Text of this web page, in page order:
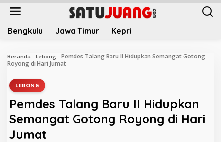
L
Bengkulu Jawa Timur Kepri
Beranda - Lebong - Pemdes Talang Baru II Hidupkan Semangat Gotong
Royong di Hari Jumat
LEBONG
Pemdes Talang Baru II Hidupkan
Semangat Gotong Royong di Hari
Jumat